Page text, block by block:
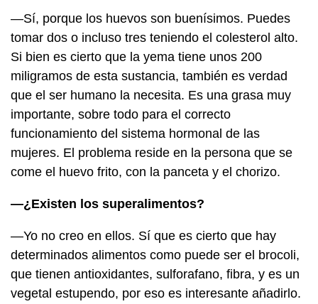
—Sí, porque los huevos son buenísimos. Puedes
tomar dos o incluso tres teniendo el colesterol alto.
Si bien es cierto que la yema tiene unos 200
miligramos de esta sustancia, también es verdad
que el ser humano la necesita. Es una grasa muy
importante, sobre todo para el correcto
funcionamiento del sistema hormonal de las
mujeres. El problema reside en la persona que se
come el huevo frito, con la panceta y el chorizo.
—¿Existen los superalimentos?
—Yo no creo en ellos. Sí que es cierto que hay
determinados alimentos como puede ser el brocoli,
que tienen antioxidantes, sulforafano, fibra, y es un
vegetal estupendo, por eso es interesante añadirlo.